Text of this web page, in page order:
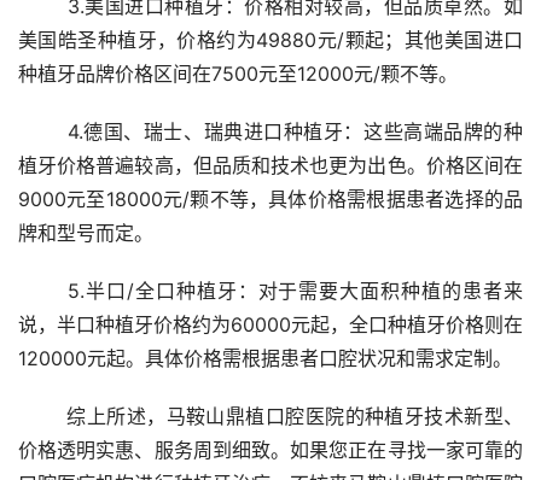
美国皓圣种植牙，价格约为49880元/颗起；其他美国进口
种植牙品牌价格区间在7500元至12000元/颗不等。
植牙价格普遍较高，但品质和技术也更为出色。价格区间在
9000元至18000元/颗不等，具体价格需根据患者选择的品
牌和型号而定。
说，半口种植牙价格约为60000元起，全口种植牙价格则在
120000元起。具体价格需根据患者口腔状况和需求定制。
	综上所述，马鞍山鼎植口腔医院的种植牙技术新型、
价格透明实惠、服务周到细致。如果您正在寻找一家可靠的